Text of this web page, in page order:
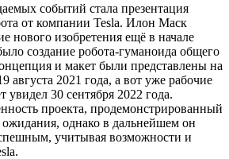
событий стала презентация
от компании Tesla. Илон Маск
нового изобретения ещё в начале
создание робота-гуманоида общего
и макет были представлены на
августа 2021 года, а вот уже рабочие
увидел 30 сентября 2022 года.
проекта, продемонстрированный
ожидания, однако в дальнейшем он
учитывая возможности и